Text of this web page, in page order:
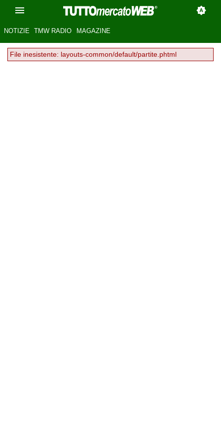
NOTIZIE TMW RADIO MAGAZINE
File inesistente: layouts-common/default/partite.phtml